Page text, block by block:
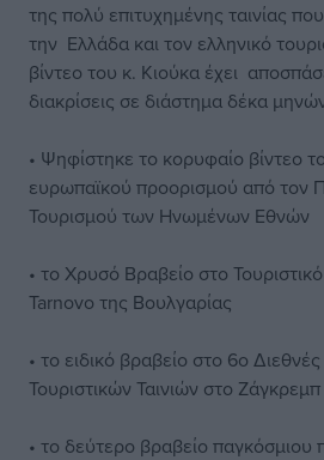
της πολύ επιτυχημένης ταινίας
την Ελλάδα και τον ελληνικό
βίντεο του κ. Κιούκα έχει
διακρίσεις σε διάστημα δέκα
• Ψηφίστηκε το κορυφαίο βίντεο
ευρωπαϊκού προορισμού από τον
Τουρισμού των Ηνωμένων Εθνών
• το Χρυσό Βραβείο στο
Tarnovo της Βουλγαρίας
• το ειδικό βραβείο στο 6o
Τουριστικών Ταινιών στο
• το δεύτερο βραβείο παγκόσμιου